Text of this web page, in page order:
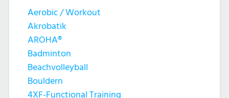
Aerobic / Workout
Akrobatik
AROHA®
Badminton
Beachvolleyball
Bouldern
4XF-Functional Training